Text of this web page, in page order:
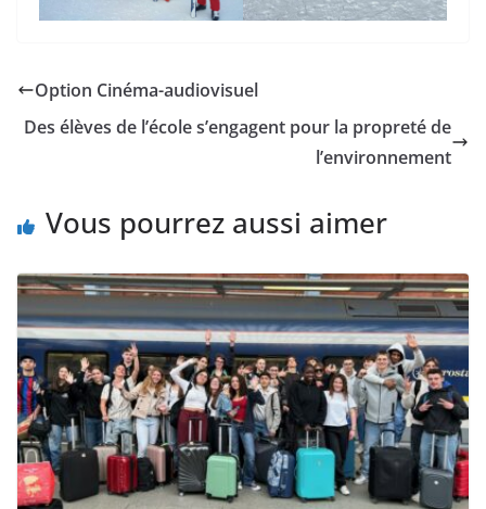
Option Cinéma-audiovisuel
Des élèves de l’école s’engagent pour la propreté de
l’environnement
Vous pourrez aussi aimer